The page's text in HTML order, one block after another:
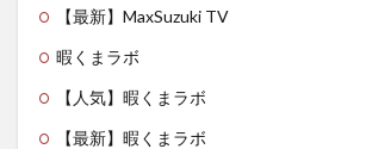
【最新】MaxSuzuki TV
暇くまラボ
【人気】暇くまラボ
【最新】暇くまラボ